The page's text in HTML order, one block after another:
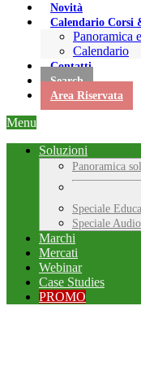
Novità
Calendario Corsi
Panoramica
Calendario
Contatti
Search
Area Riservata
Menu
Soluzioni
Panoramica
Speciale
Speciale
Marchi
Mercati
Webinar
Case Studies
PROMO